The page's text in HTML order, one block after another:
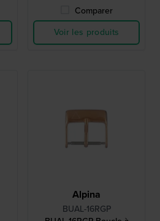
Comparer
Voir les produits
Alpina
BUAL-16RGP